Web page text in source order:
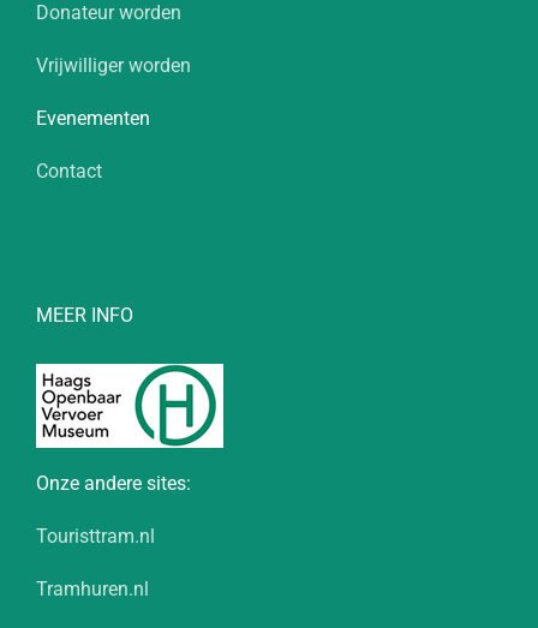
Donateur worden
Vrijwilliger worden
Evenementen
Contact
MEER INFO
Onze andere sites:
Touristtram.nl
Tramhuren.nl